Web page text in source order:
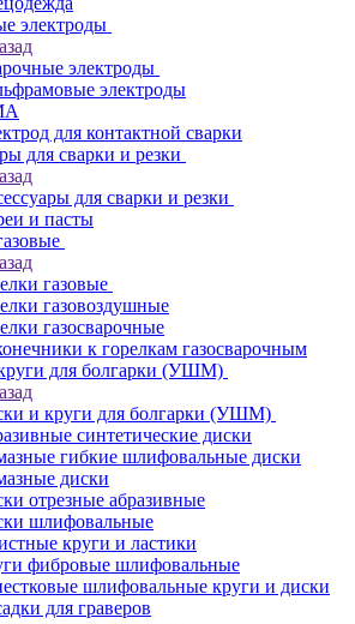
электроды
электроды
электроды
для контактной сварки
для сварки и резки
для сварки и резки
и пасты
газовые
газовоздушные
газосварочные
к горелкам газосварочным
для болгарки (УШМ)
и круги для болгарки (УШМ)
синтетические диски
гибкие шлифовальные диски
диски
отрезные абразивные
шлифовальные
круги и ластики
фибровые шлифовальные
шлифовальные круги и диски
для граверов